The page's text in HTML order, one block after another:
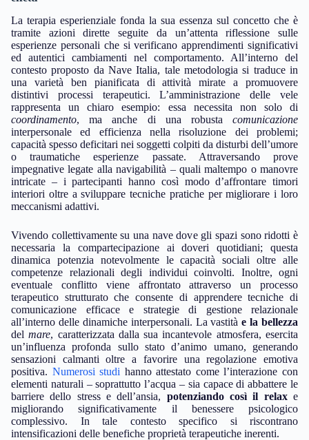
La terapia esperienziale fonda la sua essenza sul concetto che è
tramite azioni dirette seguite da un’attenta riflessione sulle
esperienze personali che si verificano apprendimenti significativi
ed autentici cambiamenti nel comportamento. All’interno del
contesto proposto da Nave Italia, tale metodologia si traduce in
una varietà ben pianificata di attività mirate a promuovere
distintivi processi terapeutici. L’amministrazione delle vele
rappresenta un chiaro esempio: essa necessita non solo di
coordinamento, ma anche di una robusta comunicazione
interpersonale ed efficienza nella risoluzione dei problemi;
capacità spesso deficitari nei soggetti colpiti da disturbi dell’umore
o traumatiche esperienze passate. Attraversando prove
impegnative legate alla navigabilità – quali maltempo o manovre
intricate – i partecipanti hanno così modo d’affrontare timori
interiori oltre a sviluppare tecniche pratiche per migliorare i loro
meccanismi adattivi.
Vivendo collettivamente su una nave dove gli spazi sono ridotti è
necessaria la compartecipazione ai doveri quotidiani; questa
dinamica potenzia notevolmente le capacità sociali oltre alle
competenze relazionali degli individui coinvolti. Inoltre, ogni
eventuale conflitto viene affrontato attraverso un processo
terapeutico strutturato che consente di apprendere tecniche di
comunicazione efficace e strategie di gestione relazionale
all’interno delle dinamiche interpersonali. La vastitàe la bellezza
delmare, caratterizzata dalla sua incantevole atmosfera, esercita
un’influenza profonda sullo stato d’animo umano, generando
sensazioni calmanti oltre a favorire una regolazione emotiva
positiva. Numerosi studi hanno attestato come l’interazione con
elementi naturali – soprattutto l’acqua – sia capace di abbattere le
barriere dello stress e dell’ansia, potenziando così il relaxe
migliorando significativamente il benessere psicologico
complessivo. In tale contesto specifico si riscontrano
intensificazioni delle benefiche proprietà terapeutiche inerenti.